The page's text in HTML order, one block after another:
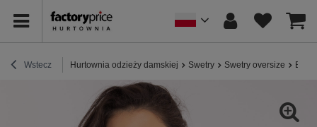
Wstecz Hurtownia odzieży damskiej Swetry Swetry oversize